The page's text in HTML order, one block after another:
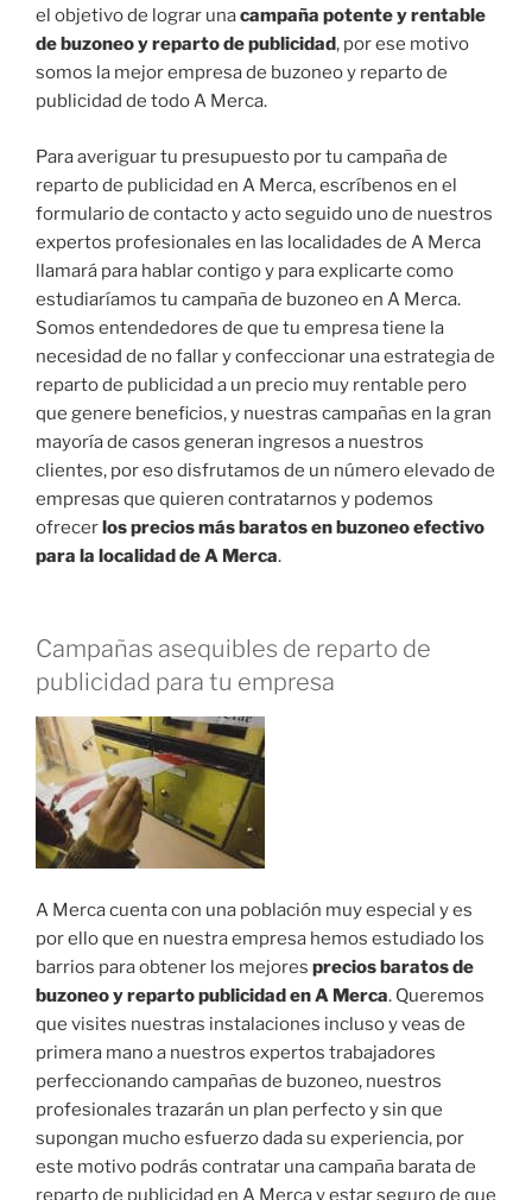
el objetivo de lograr unacampaña potente y rentable
de buzoneo y reparto de publicidad, por ese motivo
somos la mejor empresa de buzoneo y reparto de
publicidad de todo A Merca.
Para averiguar tu presupuesto por tu campaña de
reparto de publicidad en A Merca, escríbenos en el
formulario de contacto y acto seguido uno de nuestros
expertos profesionales en las localidades de A Merca
llamará para hablar contigo y para explicarte como
estudiaríamos tu campaña de buzoneo en A Merca.
Somos entendedores de que tu empresa tiene la
necesidad de no fallar y confeccionar una estrategia de
reparto de publicidad a un precio muy rentable pero
que genere beneficios, y nuestras campañas en la gran
mayoría de casos generan ingresos a nuestros
clientes, por eso disfrutamos de un número elevado de
empresas que quieren contratarnos y podemos
ofrecerlos precios más baratos en buzoneo efectivo
para la localidad de A Merca.
Campañas asequibles de reparto de
publicidad para tu empresa
A Merca cuenta con una población muy especial y es
por ello que en nuestra empresa hemos estudiado los
barrios para obtener los mejores precios baratos de
buzoneo y reparto publicidad en A Merca. Queremos
que visites nuestras instalaciones incluso y veas de
primera mano a nuestros expertos trabajadores
perfeccionando campañas de buzoneo, nuestros
profesionales trazarán un plan perfecto y sin que
supongan mucho esfuerzo dada su experiencia, por
este motivo podrás contratar una campaña barata de
reparto de publicidad en A Merca y estar seguro de que